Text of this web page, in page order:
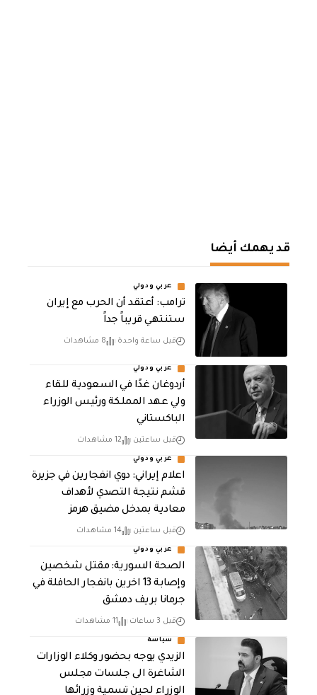
قد يهمك أيضا
عربي ودولي
‏ترامب: أعتقد أن الحرب مع إيران
ستنتهي قريباً جداً
قبل ساعة واحدة 8 مشاهدات
عربي ودولي
أردوغان غدًا في السعودية للقاء
ولي عهد المملكة ورئيس الوزراء
الباكستاني
قبل ساعتين 12 مشاهدات
عربي ودولي
اعلام إيراني: دوي انفجارين في جزيرة
قشم نتيجة التصدي لأهداف
معادية بمدخل مضيق هرمز
قبل ساعتين 14 مشاهدات
عربي ودولي
الصحة السورية: مقتل شخصين
وإصابة 13 اخرين بانفجار الحافلة في
جرمانا بريف دمشق
قبل 3 ساعات 11 مشاهدات
سياسة
الزيدي يوجه بحضور وكلاء الوزارات
الشاغرة الى جلسات مجلس
الوزراء لحين تسمية وزرائها